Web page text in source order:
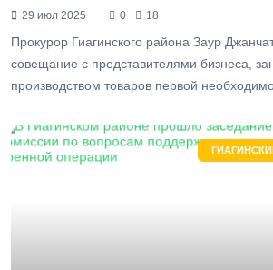
29 июл 2025 0 18
Прокурор Гиагинского района Заур
совещание с представителями бизнеса,
производством товаров первой